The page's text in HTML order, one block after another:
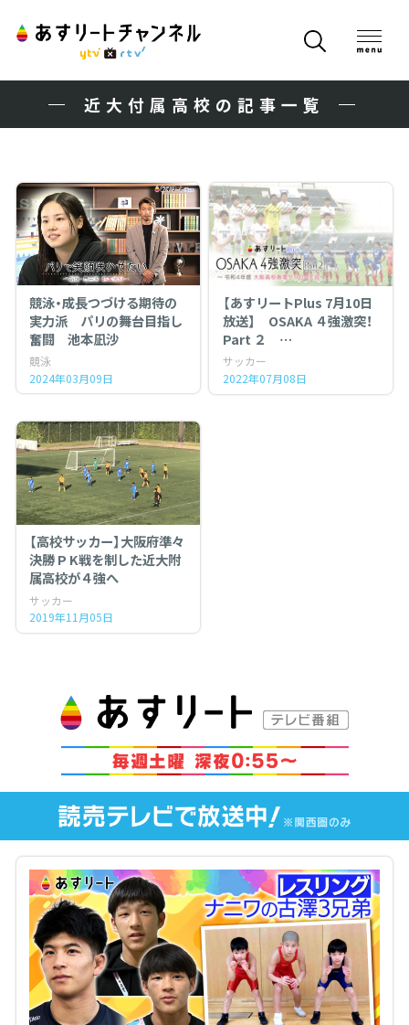
近大付属高校の記事一覧
競泳・成長つづける期待の
実力派 パリの舞台目指し
奮闘 池本凪沙
競泳
2024年03月09日
【あすリートPlus 7月10日
放送】 OSAKA ４強激突！
Part ２
〜 令和４年度 大阪高校春
季サッカー大会〜
サッカー
2022年07月08日
【高校サッカー】大阪府準々
決勝 P K戦を制した近大附
属高校が４強へ
サッカー
2019年11月05日